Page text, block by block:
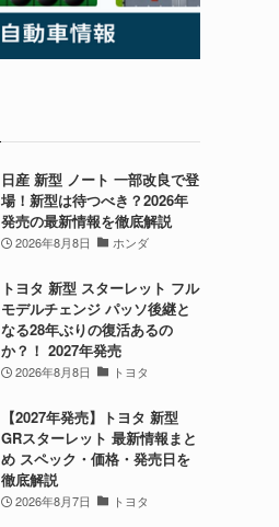
日産 新型 ノート 一部改良で登
場！新型は待つべき？2026年
発売の最新情報を徹底解説
2026年8月8日 ホンダ
トヨタ 新型 スターレット フル
モデルチェンジ パッソ後継と
なる28年ぶりの復活あるの
か？！ 2027年発売
2026年8月8日 トヨタ
【2027年発売】トヨタ 新型
GRスターレット 最新情報まと
め スペック・価格・発売日を
徹底解説
2026年8月7日 トヨタ